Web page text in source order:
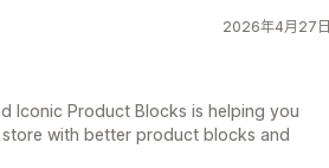
2026年4月27日
Iconic Product Blocks is helping you
with better product blocks and